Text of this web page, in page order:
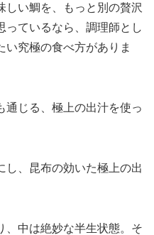
しい鯛を、もっと別の贅沢
っているなら、調理師とし
い究極の食べ方がありま
通じる、極上の出汁を使っ
し、昆布の効いた極上の出
、中は絶妙な半生状態。そ